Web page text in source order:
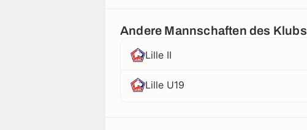
Andere Mannschaften des Klubs
Lille II
Lille U19